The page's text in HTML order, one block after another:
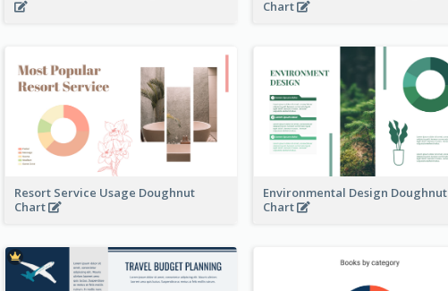
Chart
Resort Service Usage Doughnut
Chart
Environmental Design Doughnut
Chart